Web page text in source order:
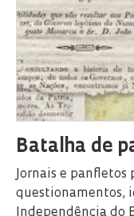
Batalha de
Jornais e
questionamentos,
Independência do